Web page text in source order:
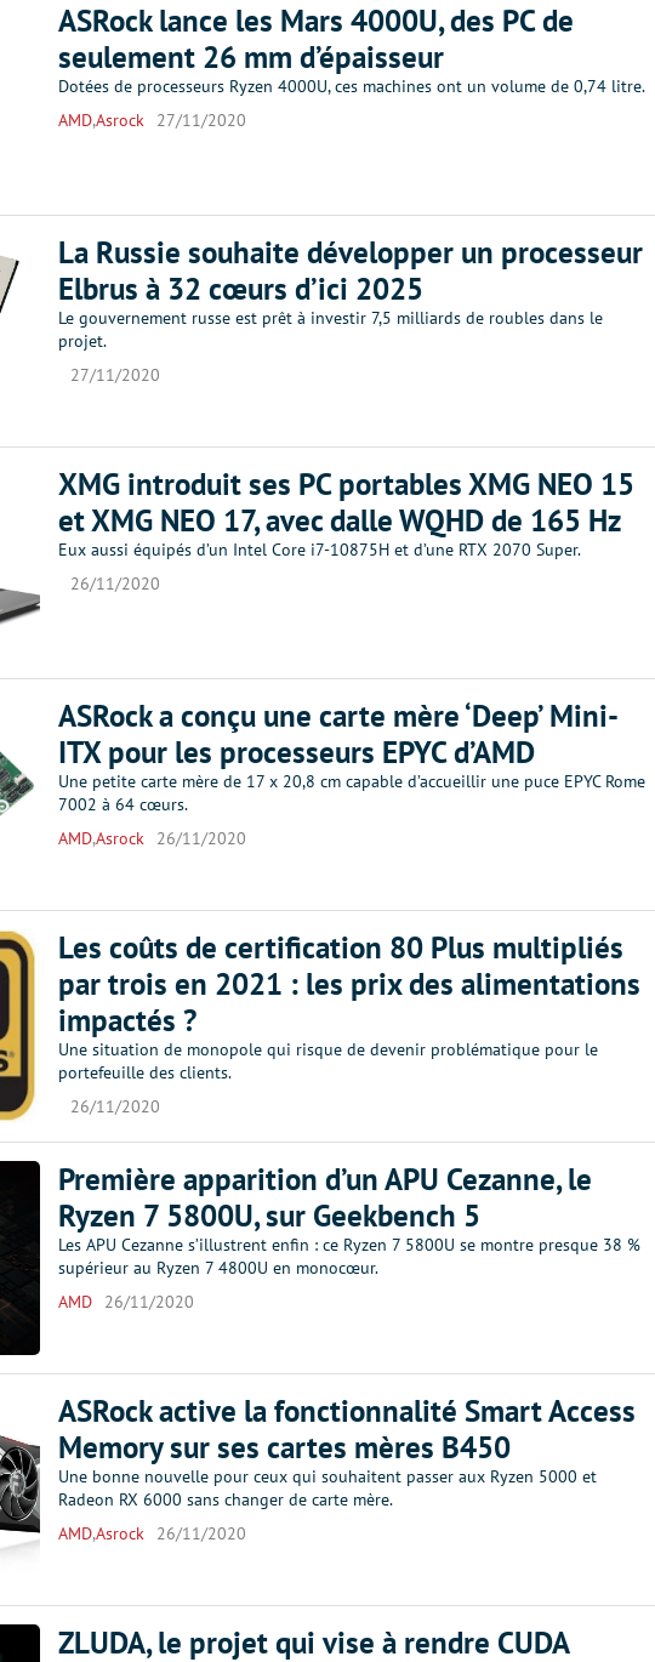
ASRock lance les Mars 4000U, des PC de
seulement 26 mm d’épaisseur
Dotées de processeurs Ryzen 4000U, ces machines ont un volume de 0,74 litre.
AMD,Asrock 27/11/2020
La Russie souhaite développer un processeur
Elbrus à 32 cœurs d’ici 2025
Le gouvernement russe est prêt à investir 7,5 milliards de roubles dans le
projet.
27/11/2020
XMG introduit ses PC portables XMG NEO 15
et XMG NEO 17, avec dalle WQHD de 165 Hz
Eux aussi équipés d’un Intel Core i7-10875H et d’une RTX 2070 Super.
26/11/2020
ASRock a conçu une carte mère ‘Deep’ Mini-
ITX pour les processeurs EPYC d’AMD
Une petite carte mère de 17 x 20,8 cm capable d’accueillir une puce EPYC Rome
7002 à 64 cœurs.
AMD,Asrock 26/11/2020
Les coûts de certification 80 Plus multipliés
par trois en 2021 : les prix des alimentations
impactés ?
Une situation de monopole qui risque de devenir problématique pour le
portefeuille des clients.
26/11/2020
Première apparition d’un APU Cezanne, le
Ryzen 7 5800U, sur Geekbench 5
Les APU Cezanne s’illustrent enfin : ce Ryzen 7 5800U se montre presque 38 %
supérieur au Ryzen 7 4800U en monocœur.
AMD
26/11/2020
ASRock active la fonctionnalité Smart Access
Memory sur ses cartes mères B450
Une bonne nouvelle pour ceux qui souhaitent passer aux Ryzen 5000 et
Radeon RX 6000 sans changer de carte mère.
AMD,Asrock 26/11/2020
ZLUDA, le projet qui vise à rendre CUDA